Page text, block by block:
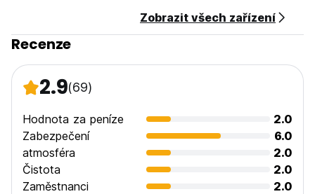
Zobrazit všech zařízení
Recenze
2.9(69)
Hodnota za peníze
2.0
Zabezpečení
6.0
atmosféra
2.0
Čistota
2.0
Zaměstnanci
2.0